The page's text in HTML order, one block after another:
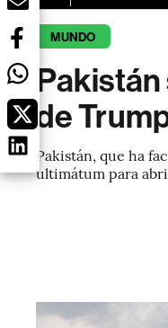
MUNDO
de
Pakistán, que ha
ultimátum para